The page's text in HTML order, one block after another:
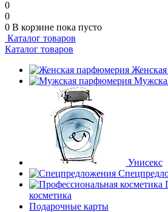
0
0
0 В корзине пока пусто
Каталог товаров
Каталог товаров
Унисекс
косметика
Подарочные карты